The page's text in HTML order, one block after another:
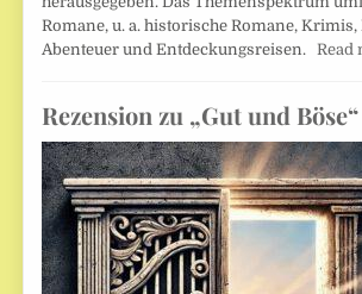
Romane, u. a. historische Romane,
Abenteuer und Entdeckungsreisen.Read
Rezension zu „Gut und Böse“